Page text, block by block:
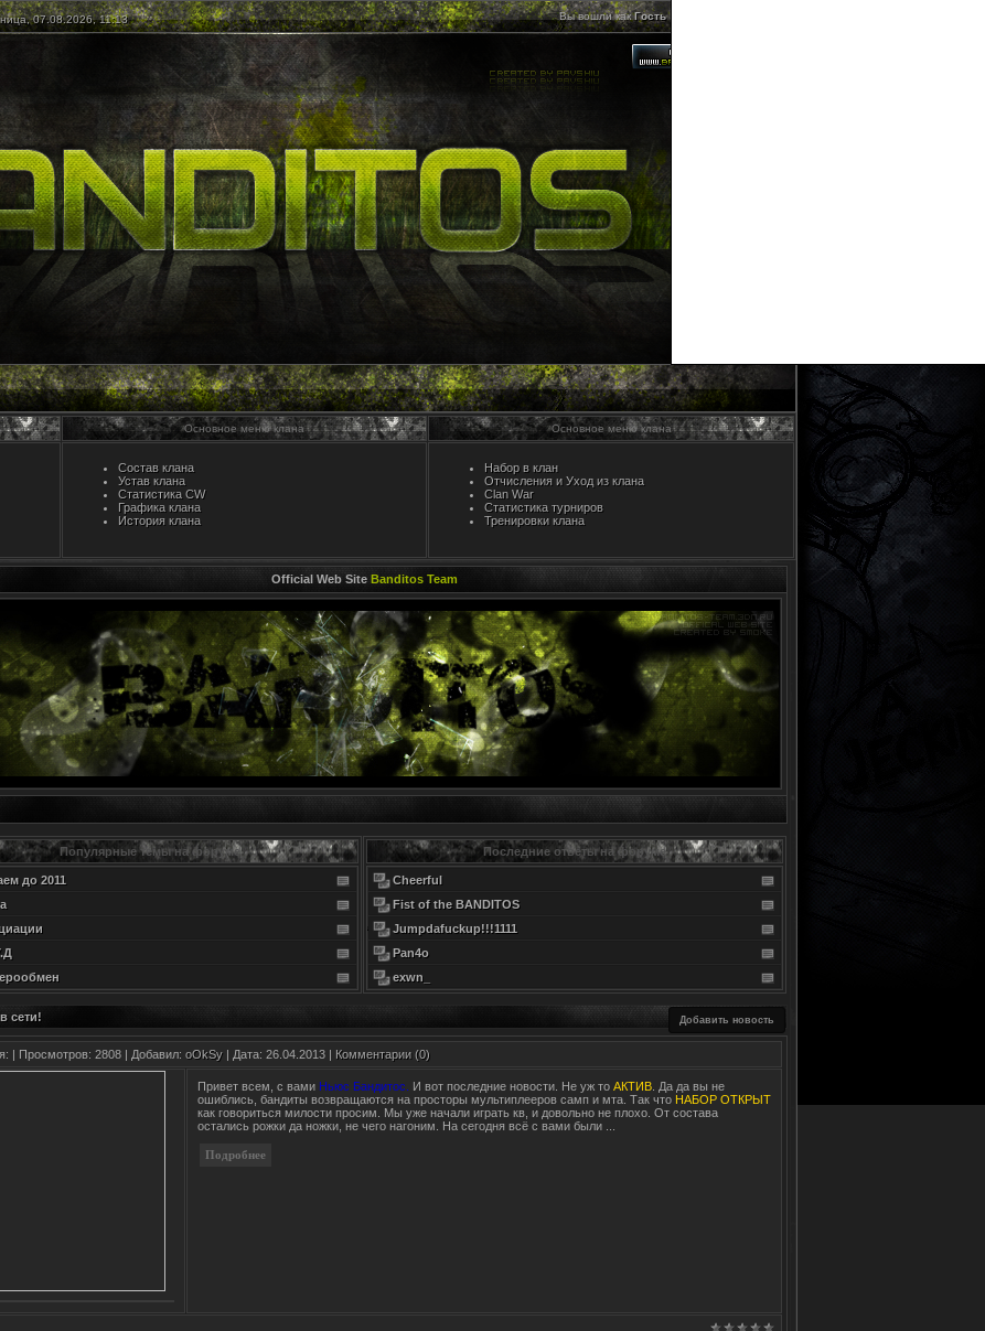
07.08.2026, 11:13 Вы вошли как Гость| Ваша группа "
Основное меню клана Основное меню клана
Состав клана
Устав клана
Статистика CW
Графика клана
История клана
Набор в клан
Отчисления и Уход из клана
Clan War
Статистика турниров
Тренировки клана
Official Web Site Banditos Team
Популярные темы на форуме
до 2011
Последние ответы на форуме
Cheerful
Fist of the BANDITOS
Jumpdafuckup!!!1111
Pan4o
exwn_
Добавить новость
сети!
| Просмотров: 2808 | Добавил: oOkSy | Дата: 26.04.2013 Комментарии (0)
Привет всем, с вами Ньюс Бандитос. И вот последние новости. Не уж то АКТИВ . Да да вы не
ошиблись, бандиты возвращаются на просторы мультиплееров самп и мта. Так что НАБОР ОТКРЫТ
как говориться милости просим. Мы уже начали играть кв, и довольно не плохо. От состава
остались рожки да ножки, не чего нагоним. На сегодня всё с вами были